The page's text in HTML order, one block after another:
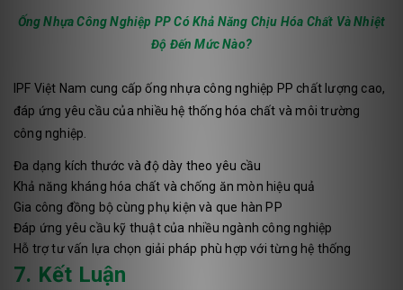
Ống Nhựa Công Nghiệp PP Có Khả Năng Chịu Hóa Chất Và Nhiệt
Độ Đến Mức Nào?
IPF Việt Nam cung cấp ống nhựa công nghiệp PP chất lượng cao,
đáp ứng yêu cầu của nhiều hệ thống hóa chất và môi trường
công nghiệp.
Đa dạng kích thước và độ dày theo yêu cầu
Khả năng kháng hóa chất và chống ăn mòn hiệu quả
Gia công đồng bộ cùng phụ kiện và que hàn PP
Đáp ứng yêu cầu kỹ thuật của nhiều ngành công nghiệp
Hỗ trợ tư vấn lựa chọn giải pháp phù hợp với từng hệ thống
7. Kết Luận